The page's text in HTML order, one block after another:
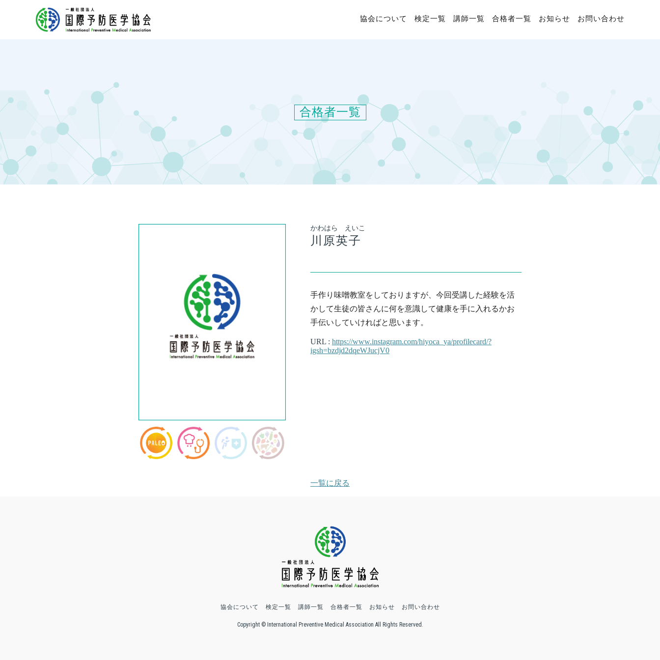
協会について 検定一覧 講師一覧 合格者一覧 お知らせ お問い合わせ
合格者一覧
かわはら えいこ
川原英子
手作り味噌教室をしておりますが、今回受講した経験を活
かして生徒の皆さんに何を意識して健康を手に入れるかお
手伝いしていければと思います。
URL : https://www.instagram.com/hiyoca_ya/profilecard/?
igsh=bzdjd2dqeWJucjV0
一覧に戻る
協会について 検定一覧 講師一覧 合格者一覧 お知らせ お問い合わせ
Copyright © International Preventive Medical Association All Rights Reserved.